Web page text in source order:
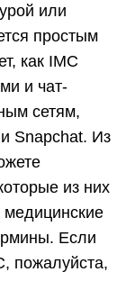
или
простым
как IMC
и чат-
сетям,
Snapchat. Из
из них
Если
пожалуйста,